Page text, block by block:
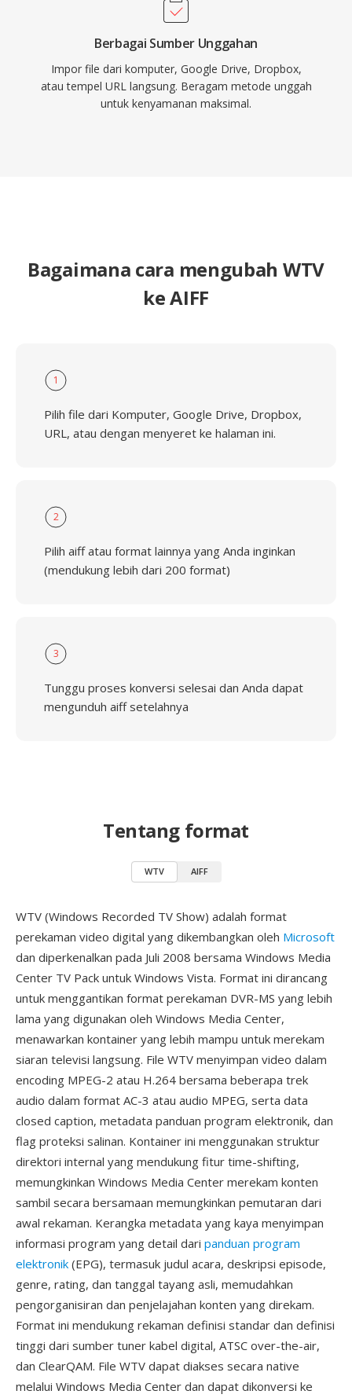
Berbagai Sumber Unggahan
Impor file dari komputer, Google Drive, Dropbox,
atau tempel URL langsung. Beragam metode unggah
untuk kenyamanan maksimal.
Bagaimana cara mengubah WTV
ke AIFF
1
Pilih file dari Komputer, Google Drive, Dropbox,
URL, atau dengan menyeret ke halaman ini.
2
Pilih aiff atau format lainnya yang Anda inginkan
(mendukung lebih dari 200 format)
3
Tunggu proses konversi selesai dan Anda dapat
mengunduh aiff setelahnya
Tentang format
WTV AIFF
WTV (Windows Recorded TV Show) adalah format
perekaman video digital yang dikembangkan oleh Microsoft
dan diperkenalkan pada Juli 2008 bersama Windows Media
Center TV Pack untuk Windows Vista. Format ini dirancang
untuk menggantikan format perekaman DVR-MS yang lebih
lama yang digunakan oleh Windows Media Center,
menawarkan kontainer yang lebih mampu untuk merekam
siaran televisi langsung. File WTV menyimpan video dalam
encoding MPEG-2 atau H.264 bersama beberapa trek
audio dalam format AC-3 atau audio MPEG, serta data
closed caption, metadata panduan program elektronik, dan
flag proteksi salinan. Kontainer ini menggunakan struktur
direktori internal yang mendukung fitur time-shifting,
memungkinkan Windows Media Center merekam konten
sambil secara bersamaan memungkinkan pemutaran dari
awal rekaman. Kerangka metadata yang kaya menyimpan
informasi program yang detail dari panduan program
elektronik (EPG), termasuk judul acara, deskripsi episode,
genre, rating, dan tanggal tayang asli, memudahkan
pengorganisiran dan penjelajahan konten yang direkam.
Format ini mendukung rekaman definisi standar dan definisi
tinggi dari sumber tuner kabel digital, ATSC over-the-air,
dan ClearQAM. File WTV dapat diakses secara native
melalui Windows Media Center dan dapat dikonversi ke